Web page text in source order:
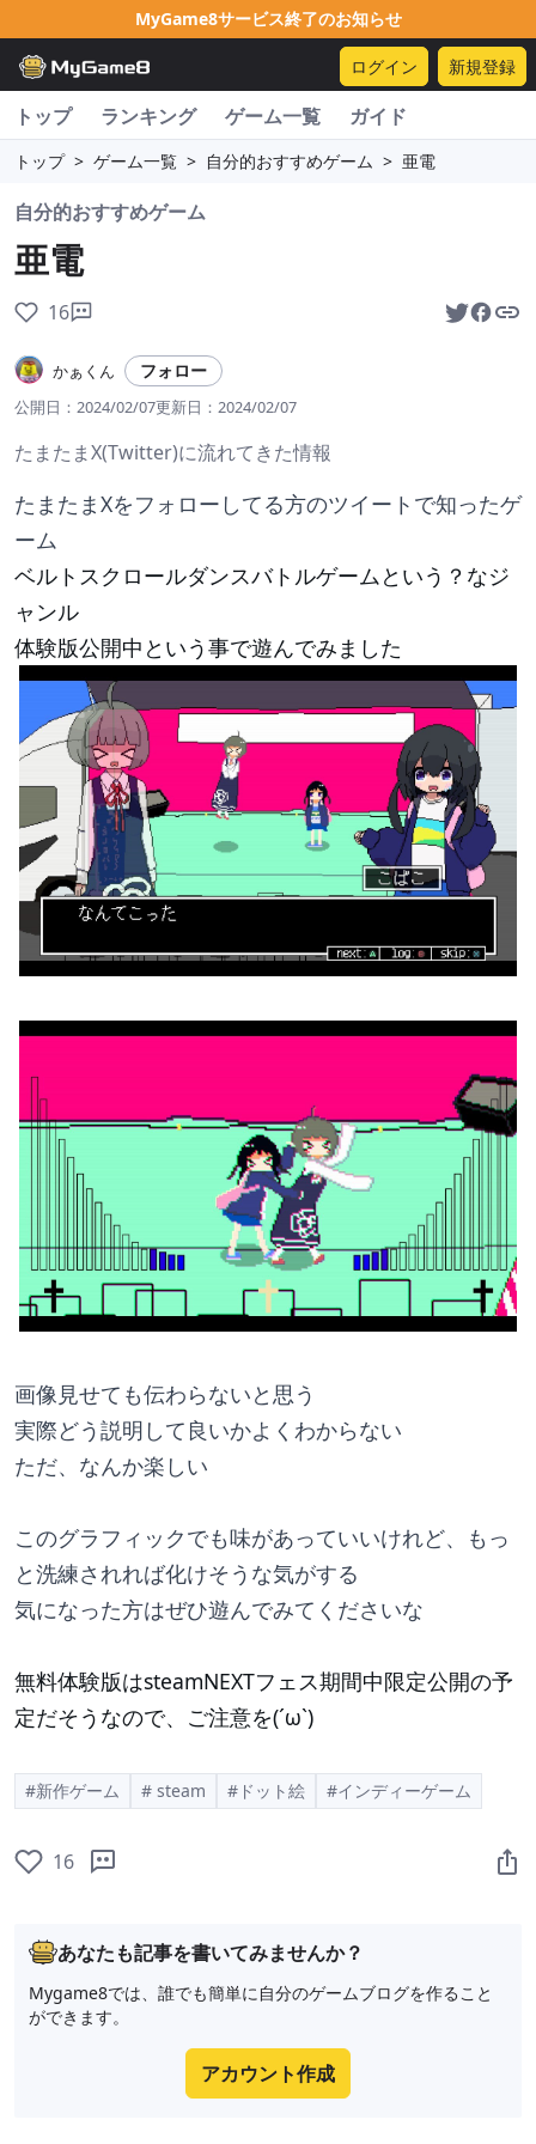
MyGame8サービス終了のお知らせ
ログイン 新規登録
トップ ランキング ゲーム一覧 ガイド
トップ > ゲーム一覧 > 自分的おすすめゲーム > 亜電
自分的おすすめゲーム
亜電
16
かぁくん フォロー
公開日： 2024/02/07更新日： 2024/02/07
たまたまX(Twitter)に流れてきた情報
たまたまXをフォローしてる方のツイートで知ったゲ
ーム
ベルトスクロールダンスバトルゲームという？なジ
ャンル
体験版公開中という事で遊んでみました
画像見せても伝わらないと思う
実際どう説明して良いかよくわからない
ただ、なんか楽しい
このグラフィックでも味があっていいけれど、もっ
と洗練されれば化けそうな気がする
気になった方はぜひ遊んでみてくださいな
無料体験版はsteamNEXTフェス期間中限定公開の予
定だそうなので、ご注意を(´ω`)
#新作ゲーム # steam #ドット絵 #インディーゲーム
16
あなたも記事を書いてみませんか？
Mygame8では、誰でも簡単に自分のゲームブログを作ること
ができます。
アカウント作成